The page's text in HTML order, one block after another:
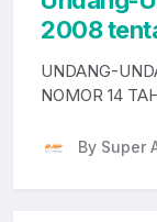
2008
Informasi
UNDANG-
NOMOR 14
:b...
By Super